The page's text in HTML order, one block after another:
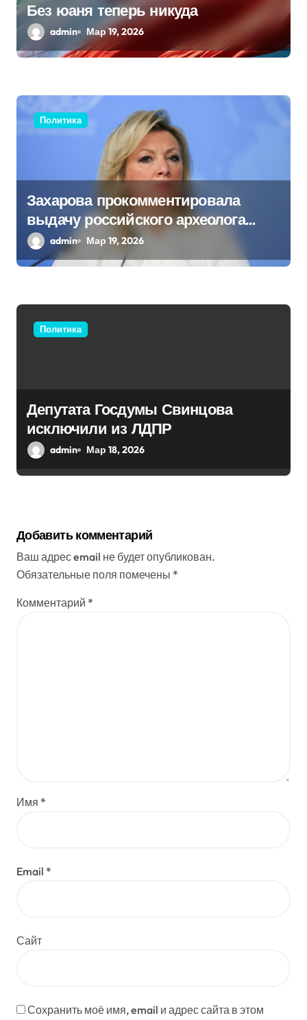
п
и
я
м
Без юаня теперь никуда
admin Мар 19, 2026
Политика
Захарова прокомментировала
выдачу российского археолога
Бутягина Украине
admin Мар 19, 2026
Политика
Депутата Госдумы Свинцова
исключили из ЛДПР
admin Мар 18, 2026
Добавить комментарий
Ваш адрес email не будет опубликован.
Обязательные поля помечены *
Комментарий *
Имя *
Email *
Сайт
Сохранить моё имя, email и адрес сайта в этом